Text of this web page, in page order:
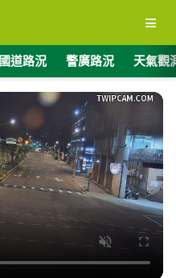
≡
國道路況 警廣路況 天氣觀